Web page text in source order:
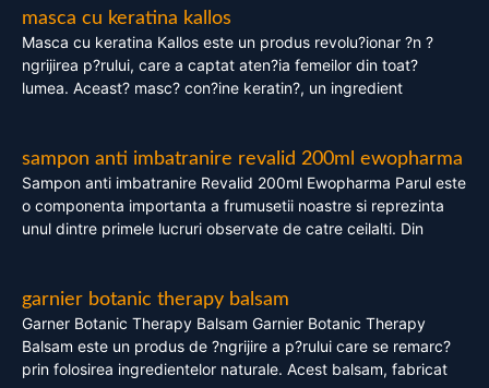
masca cu keratina kallos
Masca cu keratina Kallos este un produs revolu?ionar ?n ?
ngrijirea p?rului, care a captat aten?ia femeilor din toat?
lumea. Aceast? masc? con?ine keratin?, un ingredient
sampon anti imbatranire revalid 200ml ewopharma
Sampon anti imbatranire Revalid 200ml Ewopharma Parul este
o componenta importanta a frumusetii noastre si reprezinta
unul dintre primele lucruri observate de catre ceilalti. Din
garnier botanic therapy balsam
Garner Botanic Therapy Balsam Garnier Botanic Therapy
Balsam este un produs de ?ngrijire a p?rului care se remarc?
prin folosirea ingredientelor naturale. Acest balsam, fabricat